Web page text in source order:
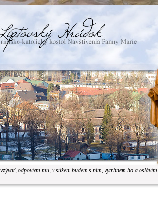
odpoviem mu, v súžení budem s ním, vytrhnem ho a